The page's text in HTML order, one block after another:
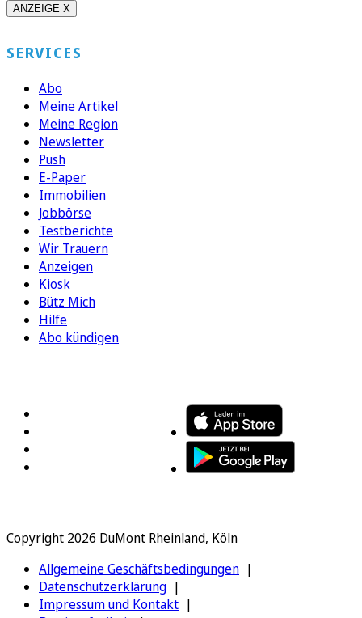
ANZEIGE X
SERVICES
Abo
Meine Artikel
Meine Region
Newsletter
Push
E-Paper
Immobilien
Jobbörse
Testberichte
Wir Trauern
Anzeigen
Kiosk
Bütz Mich
Hilfe
Abo kündigen
Copyright 2026 DuMont Rheinland, Köln
Allgemeine Geschäftsbedingungen
Datenschutzerklärung
Impressum und Kontakt